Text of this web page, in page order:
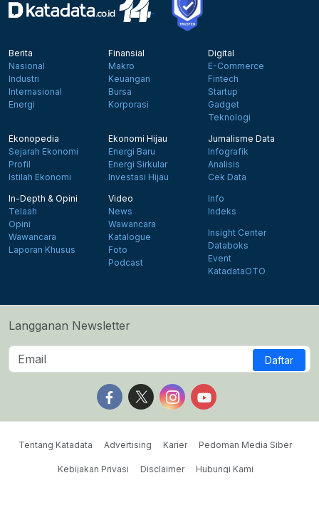
Berita
Nasional
Industri
Internasional
Energi
Finansial
Makro
Keuangan
Bursa
Korporasi
Digital
E-Commerce
Fintech
Startup
Gadget
Teknologi
Ekonopedia
Sejarah Ekonomi
Profil
Istilah Ekonomi
Ekonomi Hijau
Energi Baru
Energi Sirkular
Investasi Hijau
Jurnalisme Data
Infografik
Analisis
Cek Data
In-Depth & Opini
Telaah
Opini
Wawancara
Laporan Khusus
Video
News
Wawancara
Katalogue
Foto
Podcast
Info
Indeks
Insight Center
Databoks
Event
KatadataOTO
Langganan Newsletter
Daftar
Follow us on Facebook
Follow us on X
Follow us on Instagram
Follow us on
Tentang Katadata Advertising Karier Pedoman Media Siber
Kebijakan Privasi Disclaimer Hubungi Kami